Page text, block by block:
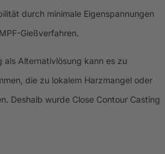
durch minimale Eigenspannungen
Gießverfahren.
als Alternativlösung kann es zu
die zu lokalem Harzmangel oder
Deshalb wurde Close Contour Casting